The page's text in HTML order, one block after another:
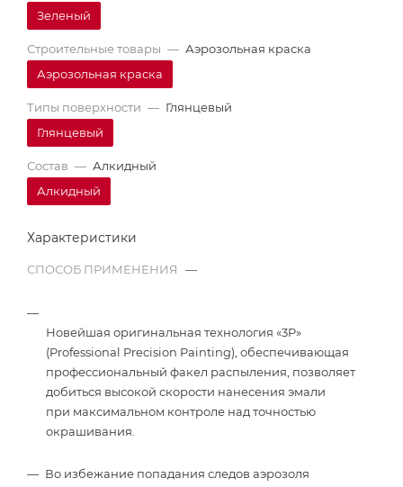
Зеленый
Строительные товары — Аэрозольная краска
Аэрозольная краска
Типы поверхности — Глянцевый
Глянцевый
Состав — Алкидный
Алкидный
Характеристики
СПОСОБ ПРИМЕНЕНИЯ —
Новейшая оригинальная технология «3P»
(Professional Precision Painting), обеспечивающая
профессиональный факел распыления, позволяет
добиться высокой скорости нанесения эмали
при максимальном контроле над точностью
окрашивания.
Во избежание попадания следов аэрозоля